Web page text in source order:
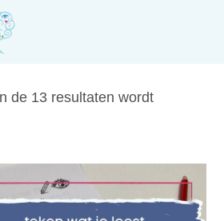
de 13 resultaten wordt